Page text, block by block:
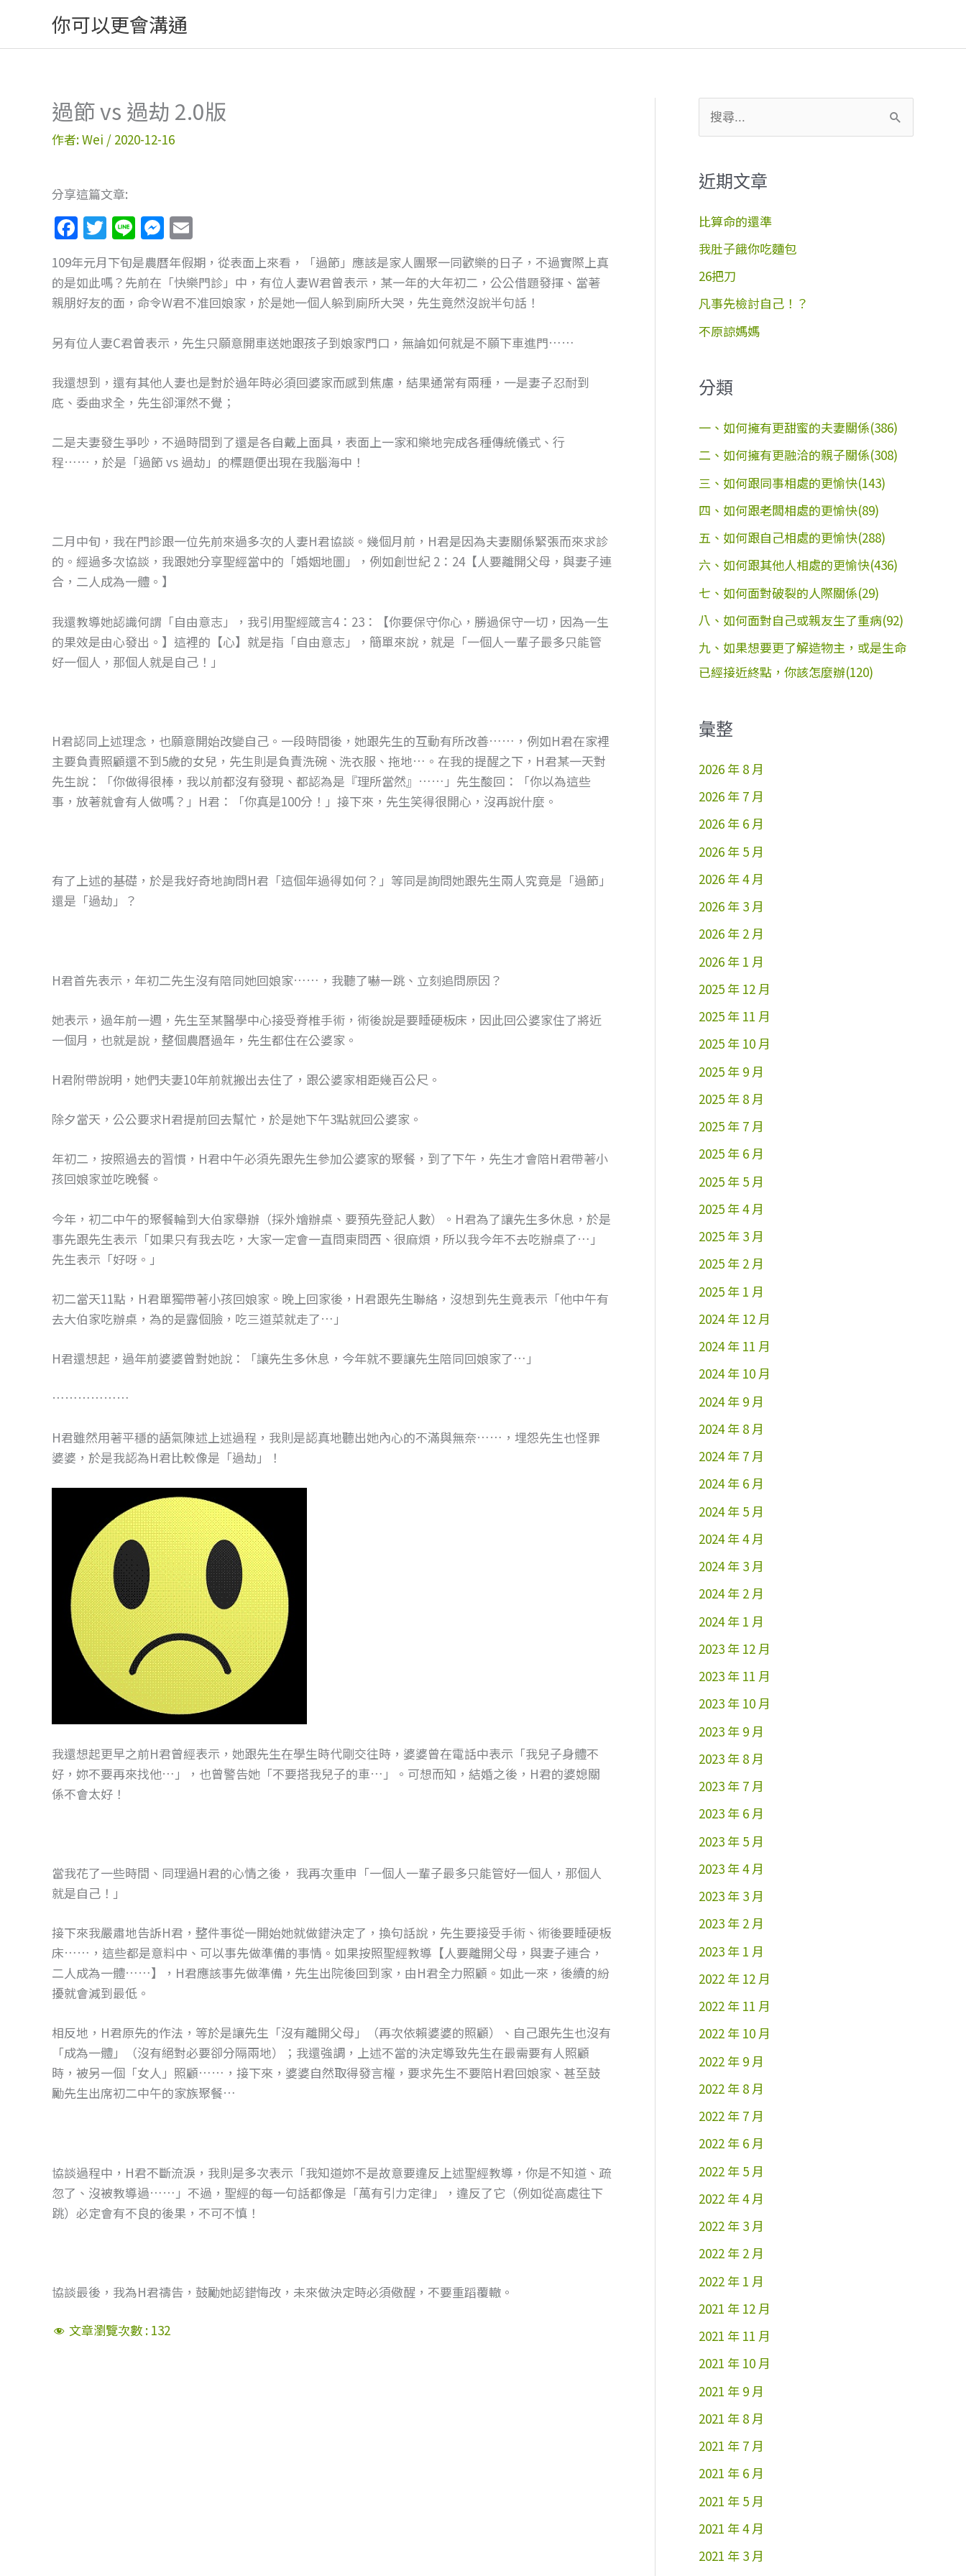
主
你可以更會溝通
過節 vs 過劫 2.0版
作者:Wei / 2020-12-16
分享這篇文章:
F
a
c
e
o
k
T
w
itt
er
Li
n
e
M
e
ss
e
g
m
ai
l
109年元月下旬是農曆年假期，從表面上來看，「過節」應該是家人團聚一同歡樂的日子，不過實際上真
的是如此嗎？先前在「快樂門診」中，有位人妻W君曾表示，某一年的大年初二，公公借題發揮、當著
親朋好友的面，命令W君不准回娘家，於是她一個人躲到廁所大哭，先生竟然沒說半句話！
另有位人妻C君曾表示，先生只願意開車送她跟孩子到娘家門口，無論如何就是不願下車進門……
我還想到，還有其他人妻也是對於過年時必須回婆家而感到焦慮，結果通常有兩種，一是妻子忍耐到
底、委曲求全，先生卻渾然不覺；
二是夫妻發生爭吵，不過時間到了還是各自戴上面具，表面上一家和樂地完成各種傳統儀式、行
程……，於是「過節 vs 過劫」的標題便出現在我腦海中！
二月中旬，我在門診跟一位先前來過多次的人妻H君協談。幾個月前，H君是因為夫妻關係緊張而來求診
的。經過多次協談，我跟她分享聖經當中的「婚姻地圖」，例如創世紀 2：24【人要離開父母，與妻子連
合，二人成為一體。】
我還教導她認識何謂「自由意志」，我引用聖經箴言4：23：【你要保守你心，勝過保守一切，因為一生
的果效是由心發出。】這裡的【心】就是指「自由意志」，簡單來說，就是「一個人一輩子最多只能管
好一個人，那個人就是自己！」
H君認同上述理念，也願意開始改變自己。一段時間後，她跟先生的互動有所改善……，例如H君在家裡
主要負責照顧還不到5歲的女兒，先生則是負責洗碗、洗衣服、拖地…。在我的提醒之下，H君某一天對
先生說：「你做得很棒，我以前都沒有發現、都認為是『理所當然』……」先生酸回：「你以為這些
事，放著就會有人做嗎？」H君：「你真是100分！」接下來，先生笑得很開心，沒再說什麼。
有了上述的基礎，於是我好奇地詢問H君「這個年過得如何？」等同是詢問她跟先生兩人究竟是「過節」
還是「過劫」？
H君首先表示，年初二先生沒有陪同她回娘家……，我聽了嚇一跳、立刻追問原因？
她表示，過年前一週，先生至某醫學中心接受脊椎手術，術後說是要睡硬板床，因此回公婆家住了將近
一個月，也就是說，整個農曆過年，先生都住在公婆家。
H君附帶說明，她們夫妻10年前就搬出去住了，跟公婆家相距幾百公尺。
除夕當天，公公要求H君提前回去幫忙，於是她下午3點就回公婆家。
年初二，按照過去的習慣，H君中午必須先跟先生參加公婆家的聚餐，到了下午，先生才會陪H君帶著小
孩回娘家並吃晚餐。
今年，初二中午的聚餐輪到大伯家舉辦（採外燴辦桌、要預先登記人數）。H君為了讓先生多休息，於是
事先跟先生表示「如果只有我去吃，大家一定會一直問東問西、很麻煩，所以我今年不去吃辦桌了…」
先生表示「好呀。」
初二當天11點，H君單獨帶著小孩回娘家。晚上回家後，H君跟先生聯絡，沒想到先生竟表示「他中午有
去大伯家吃辦桌，為的是露個臉，吃三道菜就走了…」
H君還想起，過年前婆婆曾對她說：「讓先生多休息，今年就不要讓先生陪同回娘家了…」
………………
H君雖然用著平穩的語氣陳述上述過程，我則是認真地聽出她內心的不滿與無奈……，埋怨先生也怪罪
婆婆，於是我認為H君比較像是「過劫」！
我還想起更早之前H君曾經表示，她跟先生在學生時代剛交往時，婆婆曾在電話中表示「我兒子身體不
好，妳不要再來找他…」，也曾警告她「不要搭我兒子的車…」。可想而知，結婚之後，H君的婆媳關
係不會太好！
當我花了一些時間、同理過H君的心情之後， 我再次重申「一個人一輩子最多只能管好一個人，那個人
就是自己！」
接下來我嚴肅地告訴H君，整件事從一開始她就做錯決定了，換句話說，先生要接受手術、術後要睡硬板
床……，這些都是意料中、可以事先做準備的事情。如果按照聖經教導【人要離開父母，與妻子連合，
二人成為一體……】，H君應該事先做準備，先生出院後回到家，由H君全力照顧。如此一來，後續的紛
擾就會減到最低。
相反地，H君原先的作法，等於是讓先生「沒有離開父母」（再次依賴婆婆的照顧）、自己跟先生也沒有
「成為一體」（沒有絕對必要卻分隔兩地）；我還強調，上述不當的決定導致先生在最需要有人照顧
時，被另一個「女人」照顧……，接下來，婆婆自然取得發言權，要求先生不要陪H君回娘家、甚至鼓
勵先生出席初二中午的家族聚餐…
協談過程中，H君不斷流淚，我則是多次表示「我知道妳不是故意要違反上述聖經教導，你是不知道、疏
忽了、沒被教導過……」不過，聖經的每一句話都像是「萬有引力定律」，違反了它（例如從高處往下
跳）必定會有不良的後果，不可不慎！
協談最後，我為H君禱告，鼓勵她認錯悔改，未來做決定時必須儆醒，不要重蹈覆轍。
文章瀏覽次數 : 132
尋
鍵
字
:
近期文章
比算命的還準
我肚子餓你吃麵包
26把刀
凡事先檢討自己！？
不原諒媽媽
分類
一、如何擁有更甜蜜的夫妻關係(386)
二、如何擁有更融洽的親子關係(308)
三、如何跟同事相處的更愉快(143)
四、如何跟老闆相處的更愉快(89)
五、如何跟自己相處的更愉快(288)
六、如何跟其他人相處的更愉快(436)
七、如何面對破裂的人際關係(29)
八、如何面對自己或親友生了重病(92)
九、如果想要更了解造物主，或是生命
已經接近終點，你該怎麼辦(120)
彙整
2026 年 8 月
2026 年 7 月
2026 年 6 月
2026 年 5 月
2026 年 4 月
2026 年 3 月
2026 年 2 月
2026 年 1 月
2025 年 12 月
2025 年 11 月
2025 年 10 月
2025 年 9 月
2025 年 8 月
2025 年 7 月
2025 年 6 月
2025 年 5 月
2025 年 4 月
2025 年 3 月
2025 年 2 月
2025 年 1 月
2024 年 12 月
2024 年 11 月
2024 年 10 月
2024 年 9 月
2024 年 8 月
2024 年 7 月
2024 年 6 月
2024 年 5 月
2024 年 4 月
2024 年 3 月
2024 年 2 月
2024 年 1 月
2023 年 12 月
2023 年 11 月
2023 年 10 月
2023 年 9 月
2023 年 8 月
2023 年 7 月
2023 年 6 月
2023 年 5 月
2023 年 4 月
2023 年 3 月
2023 年 2 月
2023 年 1 月
2022 年 12 月
2022 年 11 月
2022 年 10 月
2022 年 9 月
2022 年 8 月
2022 年 7 月
2022 年 6 月
2022 年 5 月
2022 年 4 月
2022 年 3 月
2022 年 2 月
2022 年 1 月
2021 年 12 月
2021 年 11 月
2021 年 10 月
2021 年 9 月
2021 年 8 月
2021 年 7 月
2021 年 6 月
2021 年 5 月
2021 年 4 月
2021 年 3 月